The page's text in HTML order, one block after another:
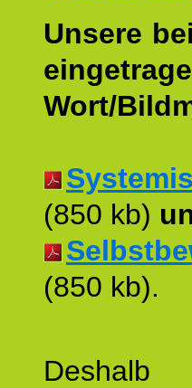
Unsere
Wort/
(850 kb)
(850 kb).